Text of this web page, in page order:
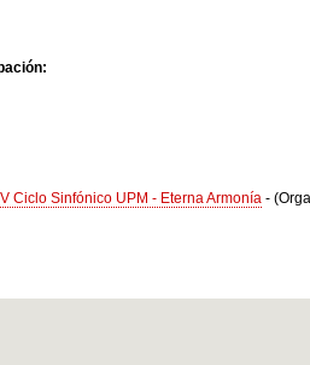
Ciclo Sinfónico UPM - Eterna Armonía -